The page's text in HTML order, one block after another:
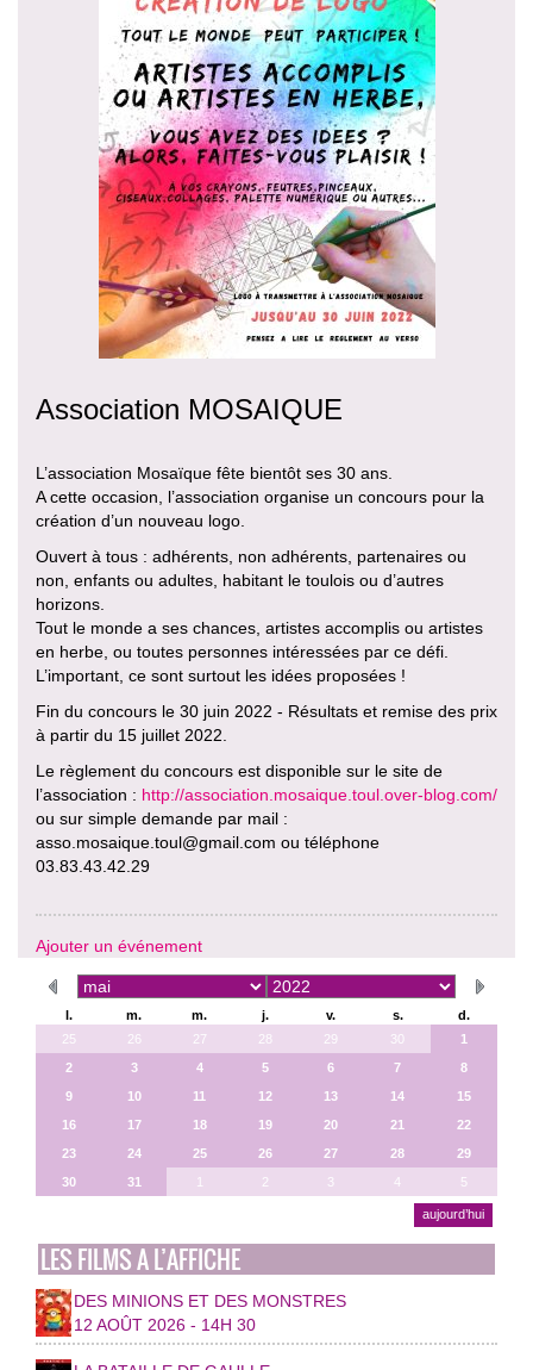
Association MOSAIQUE
L’association Mosaïque fête bientôt ses 30 ans.
A cette occasion, l’association organise un concours pour la
création d’un nouveau logo.
Ouvert à tous : adhérents, non adhérents, partenaires ou
non, enfants ou adultes, habitant le toulois ou d’autres
horizons.
Tout le monde a ses chances, artistes accomplis ou artistes
en herbe, ou toutes personnes intéressées par ce défi.
L’important, ce sont surtout les idées proposées !
Fin du concours le 30 juin 2022 - Résultats et remise des prix
à partir du 15 juillet 2022.
Le règlement du concours est disponible sur le site de
l’association : http://association.mosaique.toul.over-blog.com/
ou sur simple demande par mail :
asso.mosaique.toul@gmail.com ou téléphone
03.83.43.42.29
Ajouter un événement
l. m. m. j. v. s.
d.
25
26 27 28 29 30
1
2
3 4 5 6 7
8
9
10 11 12 13 14
15
16
17 18 19 20 21
22
23
24 25 26 27 28
29
30
31 2 3 4 5
aujourd’hui
LES FILMS A L’AFFICHE
DES MINIONS ET DES MONSTRES
12 AOÛT 2026 - 14H 30